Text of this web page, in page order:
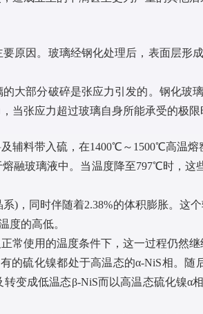
因。玻璃经钢化处理后，表面层形
部分破碎是张应力引发的。钢化玻
当张应力超过玻璃自身所能承受的极限
辅料带入硫，在1400℃～1500℃高温熔
玻璃液中。当温度降至797℃时，这
同时伴随着2.38%的体积膨胀。这
度的高低。
使用的温度条件下，这一过程仍然继
硫化镍都处于高温态的α-NiS相。随
变成低温态β-NiS而以高温态硫化镍α